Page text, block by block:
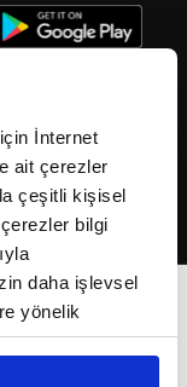
İnternet
ait çerezler
çeşitli kişisel
bilgi
daha işlevsel
yönelik
amaçlarıyla